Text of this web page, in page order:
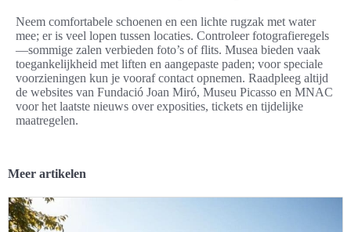
Neem comfortabele schoenen en een lichte rugzak met water
mee; er is veel lopen tussen locaties. Controleer fotografieregels
—sommige zalen verbieden foto’s of flits. Musea bieden vaak
toegankelijkheid met liften en aangepaste paden; voor speciale
voorzieningen kun je vooraf contact opnemen. Raadpleeg altijd
de websites van Fundació Joan Miró, Museu Picasso en MNAC
voor het laatste nieuws over exposities, tickets en tijdelijke
maatregelen.
Meer artikelen